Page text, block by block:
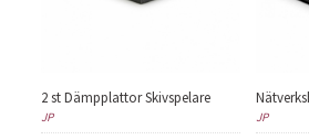
2 st Dämpplattor Skivspelare
JP JP